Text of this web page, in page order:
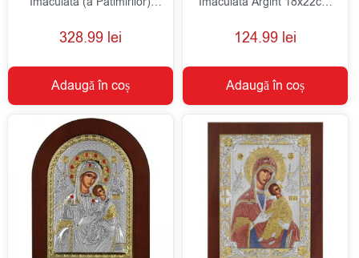
328.99 lei
Adaugă în coș
124.99 lei
Adaugă în coș